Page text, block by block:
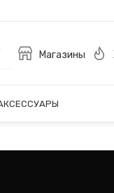
Магазины